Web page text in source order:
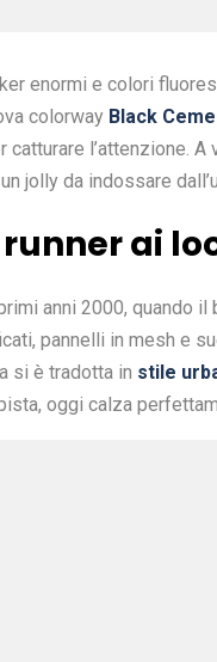
enormi e colori
colorway Black
l’attenzione.
jolly da indossare
ai
anni 2000, quando
pannelli in mesh e
si è tradotta in stile
oggi calza